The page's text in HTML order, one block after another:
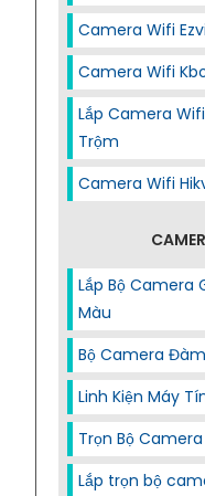
Camera Wifi
Camera Wifi
Lắp Camera
Trộm
Camera Wifi
Lắp Bộ Camera
Màu
Bộ Camera
Linh Kiện Máy
Trọn Bộ
Lắp trọn bộ